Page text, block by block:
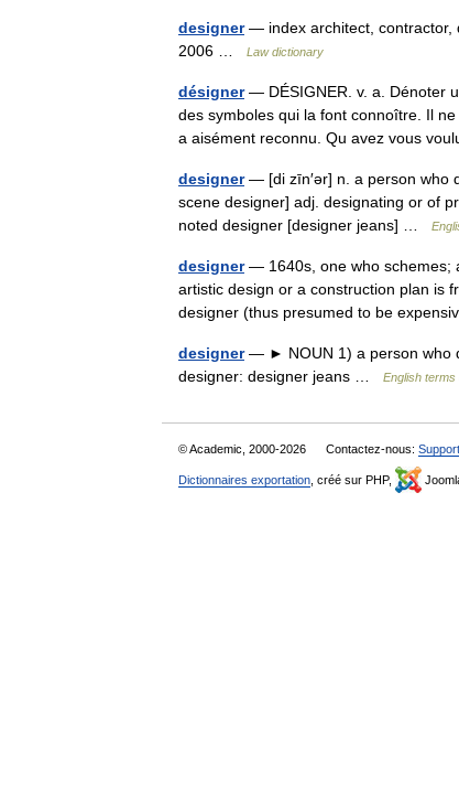
designer— index architect, contractor,
2006 …
Law dictionary
désigner— DÉSIGNER. v. a. Dénoter
des symboles qui la font connoître. Il
a aisément reconnu. Qu avez vous
designer— [di zīn′ər] n. a person who
scene designer] adj. designating or of
noted designer [designer jeans] …
designer— 1640s, one who schemes;
artistic design or a construction plan is
designer (thus presumed to be
designer— ► NOUN 1) a person who
designer: designer jeans …
English terms
© Academic, 2000-2026 Contactez-nous:
Dictionnaires exportation , créé sur PHP,